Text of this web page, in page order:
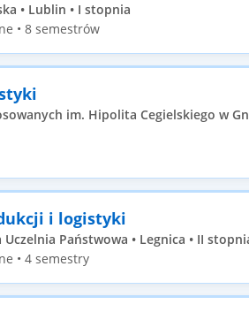
• Lublin • I stopnia
• 8 semestrów
im. Hipolita Cegielskiego w
i logistyki
Państwowa • Legnica • II
• 4 semestry